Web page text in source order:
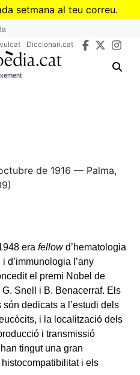
Véssetmana al teu correu.
de Divulcat
Diccionari.cat
de 1916 — Palma,
era fellowd’hematologia
d’immunologia l’any
el premi Nobel de
Snell i B. Benacerraf. Els
dedicats a l’estudi dels
i la localització dels
i transmissió
tingut una gran
i els